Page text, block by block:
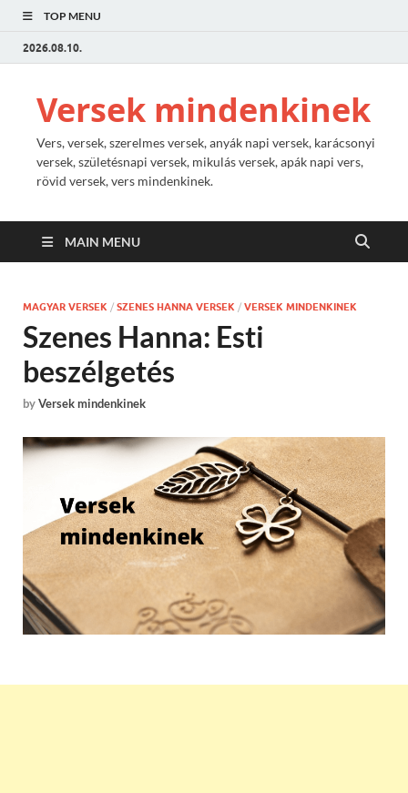
TOP MENU
2026.08.10.
Versek mindenkinek
Vers, versek, szerelmes versek, anyák napi versek, karácsonyi
versek, születésnapi versek, mikulás versek, apák napi vers,
rövid versek, vers mindenkinek.
MAIN MENU
MAGYAR VERSEK / SZENES HANNA VERSEK / VERSEK MINDENKINEK
Szenes Hanna: Esti
beszélgetés
byVersek mindenkinek